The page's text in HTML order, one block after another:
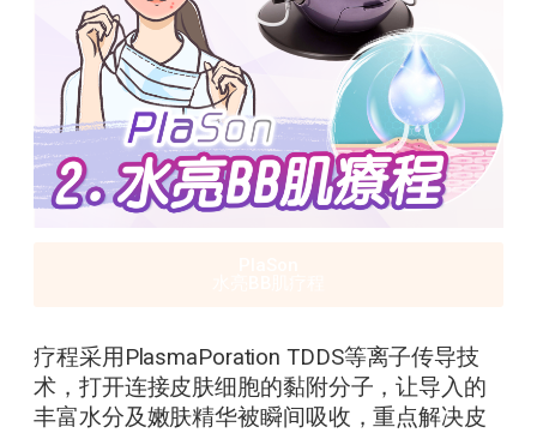
疗程采用PlasmaPoration TDDS等离子传导技
术，打开连接皮肤细胞的黏附分子，让导入的
丰富水分及嫩肤精华被瞬间吸收，重点解决皮